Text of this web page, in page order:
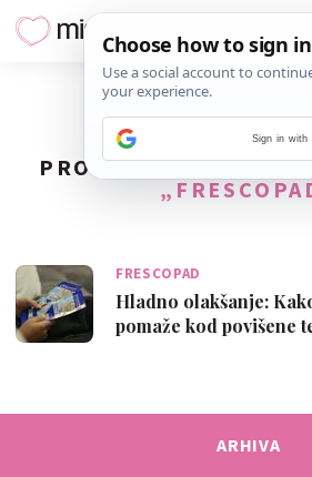
PRONAĐENO1
FRESCOPAD
Hladno olakšanje:
pomaže kod povišene
ARHIVA
Sign in with